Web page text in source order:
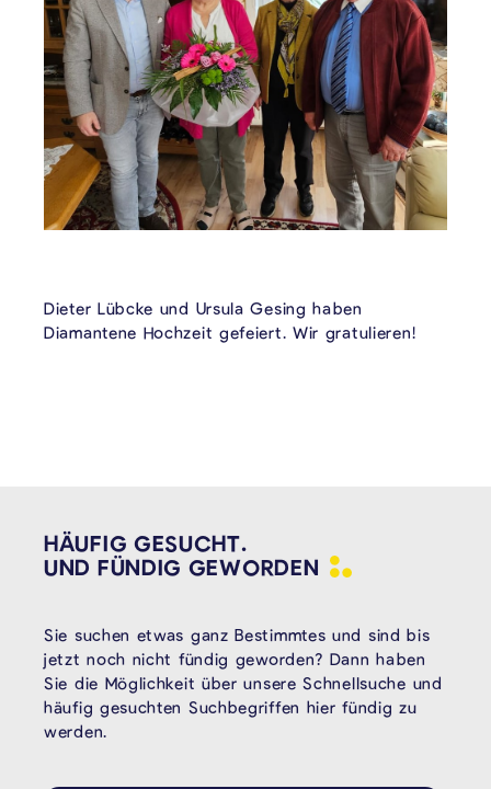
Dieter Lübcke und Ursula Gesing haben
Diamantene Hochzeit gefeiert. Wir gratulieren!
HÄUFIG GESUCHT.
UND FÜNDIG GEWORDEN
Sie suchen etwas ganz Bestimmtes und sind bis
jetzt noch nicht fündig geworden? Dann haben
Sie die Möglichkeit über unsere Schnellsuche und
häufig gesuchten Suchbegriffen hier fündig zu
werden.